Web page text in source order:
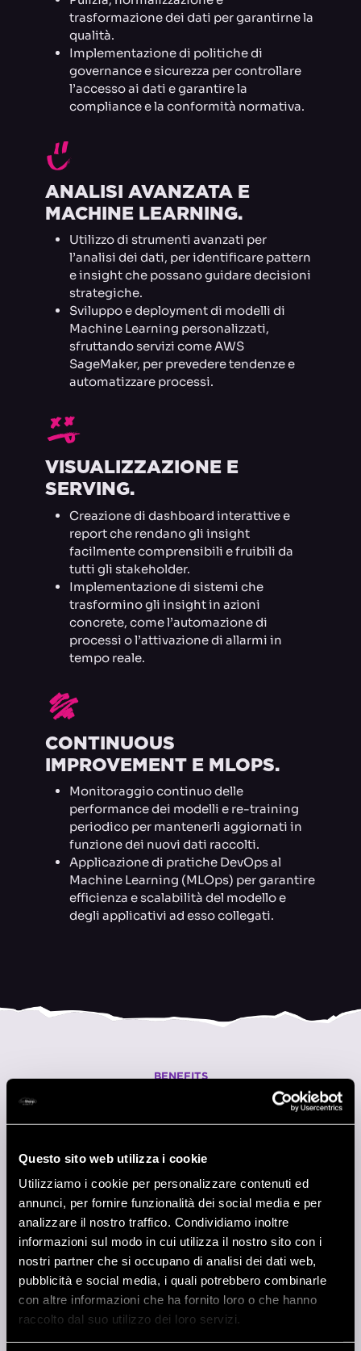
Questo sito web utilizza i cookie
Utilizziamo i cookie per personalizzare contenuti ed
annunci, per fornire funzionalità dei social media e per
analizzare il nostro traffico. Condividiamo inoltre
informazioni sul modo in cui utilizza il nostro sito con i
nostri partner che si occupano di analisi dei dati web,
pubblicità e social media, i quali potrebbero combinarle
con altre informazioni che ha fornito loro o che hanno
raccolto dal suo utilizzo dei loro servizi.
trasformazione dei dati per garantirne la
qualità.
Implementazione di politiche di
governance e sicurezza per controllare
l’accesso ai dati e garantire la
compliance e la conformità normativa.
H
ANALISI AVANZATA E
MACHINE LEARNING.
Utilizzo di strumenti avanzati per
l’analisi dei dati, per identificare pattern
e insight che possano guidare decisioni
strategiche.
Sviluppo e deployment di modelli di
Machine Learning personalizzati,
sfruttando servizi come AWS
SageMaker, per prevedere tendenze e
automatizzare processi.
U
VISUALIZZAZIONE E
SERVING.
Creazione di dashboard interattive e
report che rendano gli insight
facilmente comprensibili e fruibili da
tutti gli stakeholder.
Implementazione di sistemi che
trasformino gli insight in azioni
concrete, come l’automazione di
processi o l’attivazione di allarmi in
tempo reale.
O
CONTINUOUS
IMPROVEMENT E MLOPS.
Monitoraggio continuo delle
performance dei modelli e re-training
periodico per mantenerli aggiornati in
funzione dei nuovi dati raccolti.
Applicazione di pratiche DevOps al
Machine Learning (MLOps) per garantire
efficienza e scalabilità del modello e
degli applicativi ad esso collegati.
BENEFITS
UN APPROCCIO UNICO PER
IL SUCCESSO DELLE TUE
INIZIATIVE.
Scegliere beSharp come partner per il tuo progetto
“From Data to Value” significa beneficiare di un
iniziative: